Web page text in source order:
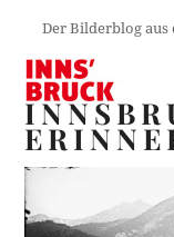
Der Bilderblog